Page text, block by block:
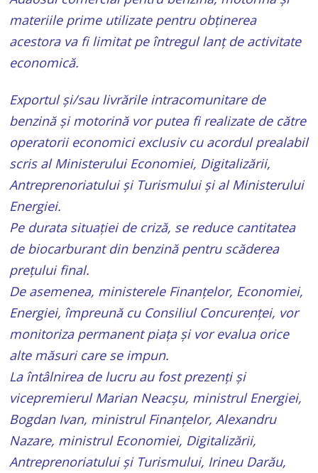
materiile prime utilizate pentru obținerea
acestora va fi limitat pe întregul lanț de activitate
economică.
Exportul și/sau livrările intracomunitare de
benzină și motorină vor putea fi realizate de către
operatorii economici exclusiv cu acordul prealabil
scris al Ministerului Economiei, Digitalizării,
Antreprenoriatului și Turismului și al Ministerului
Energiei.
Pe durata situației de criză, se reduce cantitatea
de biocarburant din benzină pentru scăderea
prețului final.
De asemenea, ministerele Finanțelor, Economiei,
Energiei, împreună cu Consiliul Concurenței, vor
monitoriza permanent piața și vor evalua orice
alte măsuri care se impun.
La întâlnirea de lucru au fost prezenți și
vicepremierul Marian Neacșu, ministrul Energiei,
Bogdan Ivan, ministrul Finanțelor, Alexandru
Nazare, ministrul Economiei, Digitalizării,
Antreprenoriatului și Turismului, Irineu Darău,